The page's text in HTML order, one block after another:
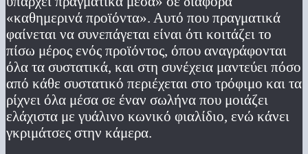
«καθημερινά προϊόντα». Αυτό που πραγματικά
φαίνεται να συνεπάγεται είναι ότι κοιτάζει το
πίσω μέρος ενός προϊόντος, όπου αναγράφονται
όλα τα συστατικά, και στη συνέχεια μαντεύει πόσο
από κάθε συστατικό περιέχεται στο τρόφιμο και τα
ρίχνει όλα μέσα σε έναν σωλήνα που μοιάζει
ελάχιστα με γυάλινο κωνικό φιαλίδιο, ενώ κάνει
γκριμάτσες στην κάμερα.